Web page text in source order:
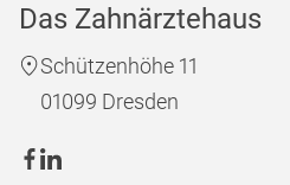
Das Zahnärztehaus
Schützenhöhe 11
01099 Dresden